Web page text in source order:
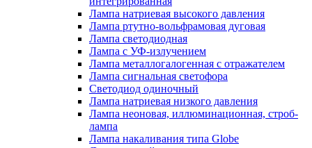
Лампа натриевая высокого давления
Лампа ртутно-вольфрамовая дуговая
Лампа светодиодная
Лампа с УФ-излучением
Лампа металлогалогенная с отражателем
Лампа сигнальная светофора
Светодиод одиночный
Лампа натриевая низкого давления
Лампа неоновая, иллюминационная, строб-
лампа
Лампа накаливания типа Globe